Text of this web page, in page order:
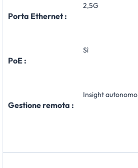
Porta Ethernet :
2,5G
PoE :
Sì
Gestione remota :
Insight autonomo